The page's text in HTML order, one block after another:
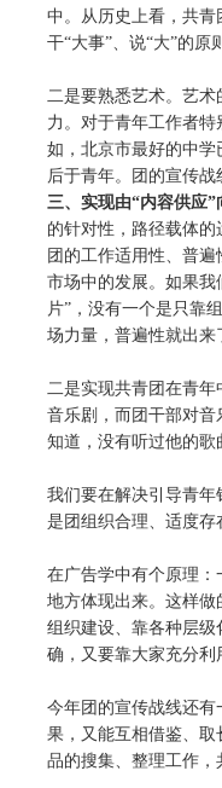
中。从历史上看，共
干“大事”、说“大”的原
二是要熟悉艺术。艺
力。对于青年工作者
如，北京市最好的中
后于青年。团的宣传
三、实现由“内容供应
的针对性，路径载体
团的工作适用性、普遍
市场中的发展。如果
片”，没有一个是只靠
场力量，普遍性就出来
二是实现共青团在青
音乐剧，而团干部对
知道，没有听过他的
我们要在解决引导青
是团组织合理、适度
在广告学中有个原理
地方体现出来。这样做
组织建设、靠各种层
确，又要靠大家充分
今年团的宣传战线还
果，又能互相借鉴、
品的搜集、整理工作，